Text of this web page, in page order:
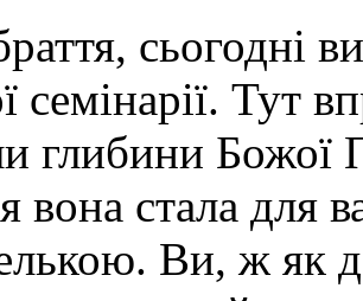
сьогодні
семінарії. Тут
глибини Божої
вона стала для
Ви, ж як